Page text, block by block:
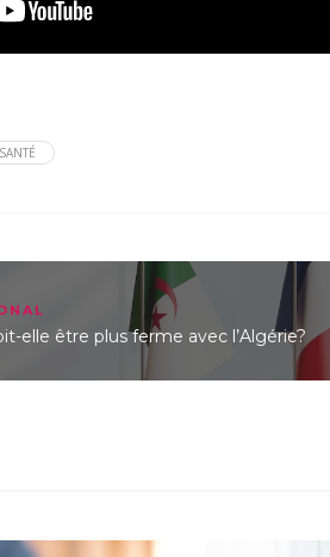
elle être plus ferme avec l’Algérie?